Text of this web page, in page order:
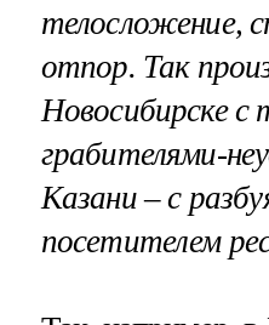
телосложение,
отпор. Так
Новосибирске с
грабителями-
Казани – с
посетителем